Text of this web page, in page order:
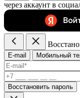
через аккаунт в
E-mail Мобильный
Восстановить пароль